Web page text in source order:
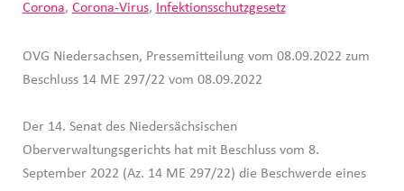
Corona, Corona-Virus, Infektionsschutzgesetz
OVG Niedersachsen, Pressemitteilung vom 08.09.2022 zum
Beschluss 14 ME 297/22 vom 08.09.2022
Der 14. Senat des Niedersächsischen
Oberverwaltungsgerichts hat mit Beschluss vom 8.
September 2022 (Az. 14 ME 297/22) die Beschwerde eines